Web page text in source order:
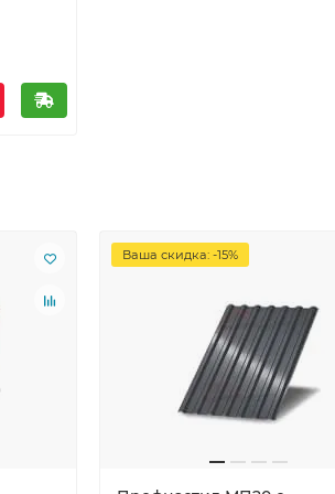
Ваша скидка: -15%